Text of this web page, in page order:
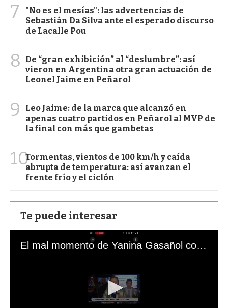
7
"No es el mesías": las advertencias de
Sebastián Da Silva ante el esperado discurso
de Lacalle Pou
8
De “gran exhibición” al “deslumbre”: así
vieron en Argentina otra gran actuación de
Leonel Jaime en Peñarol
9
Leo Jaime: de la marca que alcanzó en
apenas cuatro partidos en Peñarol al MVP de
la final con más que gambetas
10Tormentas, vientos de 100 km/h y caída
abrupta de temperatura: así avanzan el
frente frío y el ciclón
Te puede interesar
El mal momento de Yanina Gasañol con un hincha argentino en "Subrayado"